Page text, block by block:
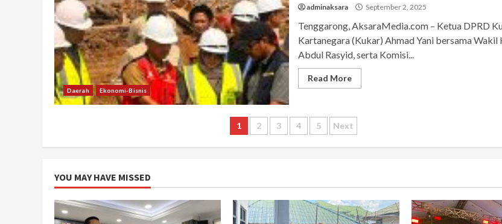
Daerah Ekonomi-Bisnis
adminaksara September 2, 2025
Tenggarong, AksaraMedia.com – Ketua DPRD
Kartanegara (Kukar) Ahmad Yani bersama Wakil
Abdul Rasyid, serta Komisi...
Read More
Posts
pagination
1 2 3 4 5 Next
YOU MAY HAVE MISSED